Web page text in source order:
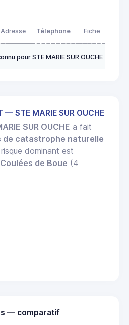
Adresse Télephone Fiche
pour STE MARIE SUR OUCHE
STE MARIE SUR OUCHE
SUR OUCHE a fait
de catastrophe naturelle
dominant est
de Boue (4
— comparatif